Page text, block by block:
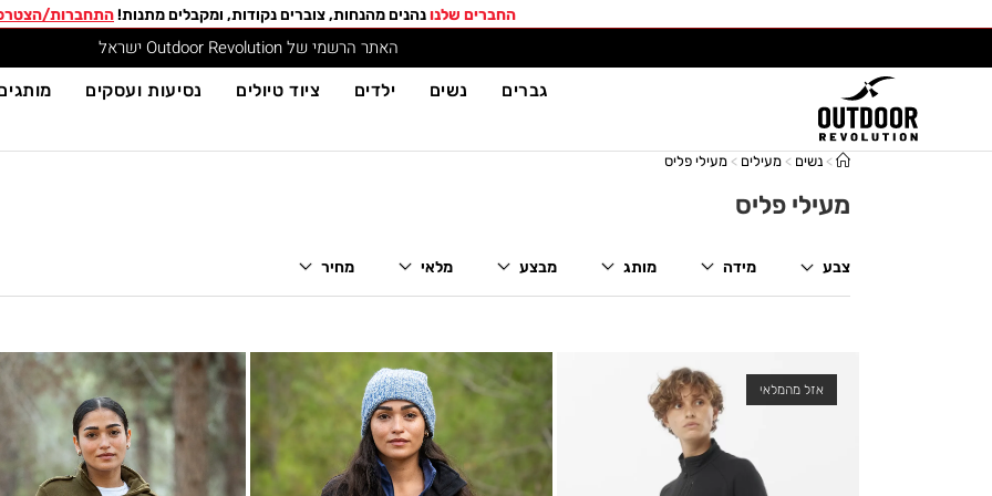
החברים שלנונהנים מהנחות, צוברים נקודות, ומקבלים מתנות!התחברות/
האתר הרשמי של Outdoor Revolution ישראל
גברים נשים ילדים ציוד טיולים נסיעות ועסקים
> נשים > מעילים > מעילי פליס
מעילי פליס
צבע מידה מותג מבצע מלאי מחיר
אזל מהמלאי